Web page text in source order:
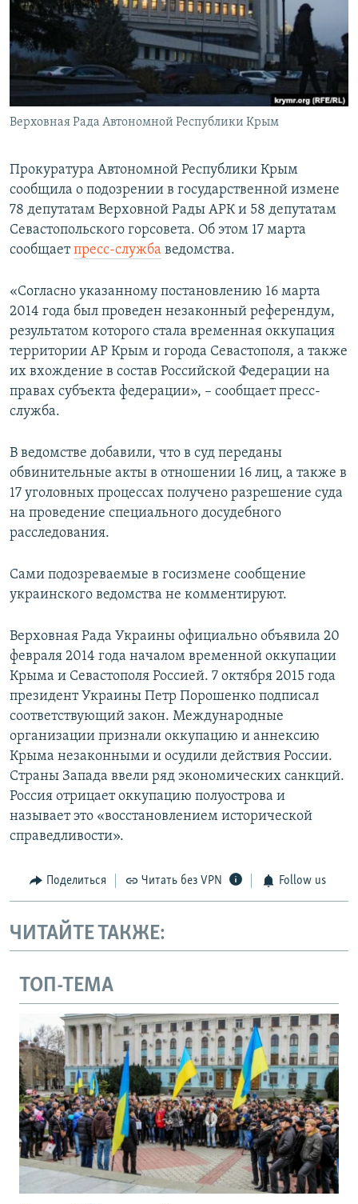
ПОБЕДИТЕЛЕЙ НЕ СУДЯТ?
КРЫМ.НЕПОКОРЕННЫЙ
ELIFBE
УКРАИНСКАЯ ПРОБЛЕМА КРЫМА
ПРИСОЕДИНЯЙТЕСЬ!
Все сайты RFE/RL
Верховная Рада Автономной Республики Крым
Прокуратура Автономной Республики Крым
сообщила о подозрении в государственной измене
78 депутатам Верховной Рады АРК и 58 депутатам
Севастопольского горсовета. Об этом 17 марта
сообщаетпресс-служба ведомства.
«Согласно указанному постановлению 16 марта
2014 года был проведен незаконный референдум,
результатом которого стала временная оккупация
территории АР Крым и города Севастополя, а также
их вхождение в состав Российской Федерации на
правах субъекта федерации», – сообщает пресс-
служба.
В ведомстве добавили, что в суд переданы
обвинительные акты в отношении 16 лиц, а также в
17 уголовных процессах получено разрешение суда
на проведение специального досудебного
расследования.
Сами подозреваемые в госизмене сообщение
украинского ведомства не комментируют.
Верховная Рада Украины официально объявила 20
февраля 2014 года началом временной оккупации
Крыма и Севастополя Россией. 7 октября 2015 года
президент Украины Петр Порошенко подписал
соответствующий закон. Международные
организации признали оккупацию и аннексию
Крыма незаконными и осудили действия России.
Страны Запада ввели ряд экономических санкций.
Россия отрицает оккупацию полуострова и
называет это «восстановлением исторической
справедливости».
Поделиться Читать без VPN Follow us
ЧИТАЙТЕ ТАКЖЕ:
ТОП-ТЕМА